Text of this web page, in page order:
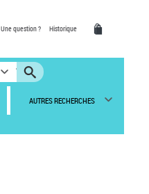
Une question ? Historique
AUTRES RECHERCHES